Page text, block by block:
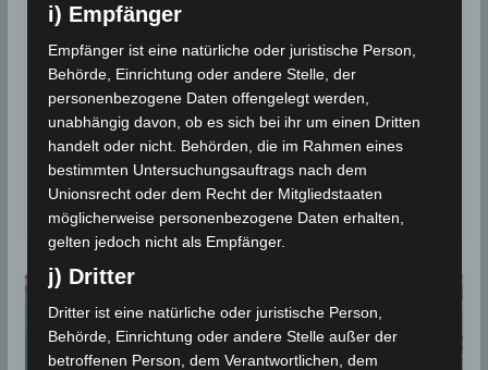
Tunesien: Klimatologisches Bulletin für
den September 2022
i) Empfänger
Empfänger ist eine natürliche oder juristische Person,
Behörde, Einrichtung oder andere Stelle, der
personenbezogene Daten offengelegt werden,
unabhängig davon, ob es sich bei ihr um einen Dritten
handelt oder nicht. Behörden, die im Rahmen eines
bestimmten Untersuchungsauftrags nach dem
Unionsrecht oder dem Recht der Mitgliedstaaten
möglicherweise personenbezogene Daten erhalten,
gelten jedoch nicht als Empfänger.
j) Dritter
Dritter ist eine natürliche oder juristische Person,
Behörde, Einrichtung oder andere Stelle außer der
betroffenen Person, dem Verantwortlichen, dem